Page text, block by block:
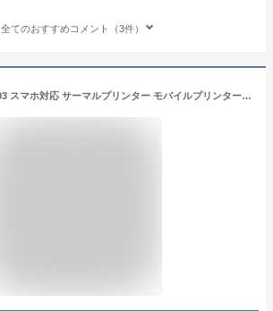
全てのおすすめコメント（3件）
Phomemo M03 スマホ対応 サーマルプリンター モバイルプリンター 53mm・80mm用紙対応 ポータブル型 フォトぷりんたー メモプリンタ 感熱プリンタ ステッカー印刷 携帯ぷりんたー コンパクト Bluetooth接続 写真/メモ/手帳/領収書/ラベル/付箋/ワード/ウェブ/オフィス/リスト用 在宅勤務 自宅学習 プレゼント